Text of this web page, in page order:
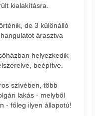
kialakításra.
de 3 különálló
árasztva
helyezkedik
beépítve.
szívében, több
lakás - melyből
- főleg ilyen állapotú!